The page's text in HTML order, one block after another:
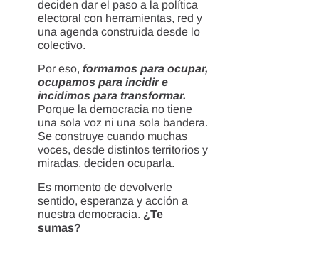
deciden dar el paso a la política
electoral con herramientas, red y
una agenda construida desde lo
colectivo.
Por eso,formamos para ocupar,
ocupamos para incidir e
incidimos para transformar.
Porque la democracia no tiene
una sola voz ni una sola bandera.
Se construye cuando muchas
voces, desde distintos territorios y
miradas, deciden ocuparla.
Es momento de devolverle
sentido, esperanza y acción a
nuestra democracia. ¿Te
sumas?